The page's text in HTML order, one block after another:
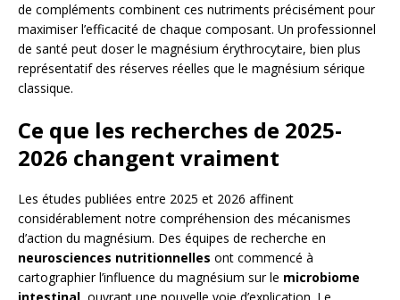
de compléments combinent ces nutriments précisément pour
maximiser l’efficacité de chaque composant. Un professionnel
de santé peut doser le magnésium érythrocytaire, bien plus
représentatif des réserves réelles que le magnésium sérique
classique.
Ce que les recherches de 2025-
2026 changent vraiment
Les études publiées entre 2025 et 2026 affinent
considérablement notre compréhension des mécanismes
d’action du magnésium. Des équipes de recherche en
neurosciences nutritionnelles ont commencé à
cartographier l’influence du magnésium sur le microbiome